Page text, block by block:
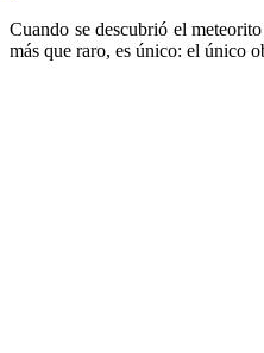
Cuando se descubrió el meteorito
más que raro, es único: el único